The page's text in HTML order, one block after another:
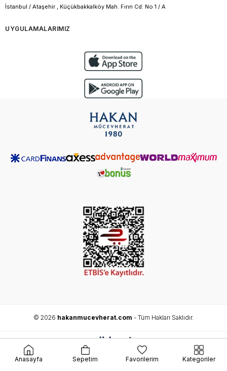
İstanbul / Ataşehir , Küçükbakkalköy Mah. Fırın Cd. No 1 / A
UYGULAMALARIMIZ
© 2026 hakanmucevherat.com - Tüm Hakları Saklıdır.
Anasayfa Sepetim Favorilerim Kategoriler